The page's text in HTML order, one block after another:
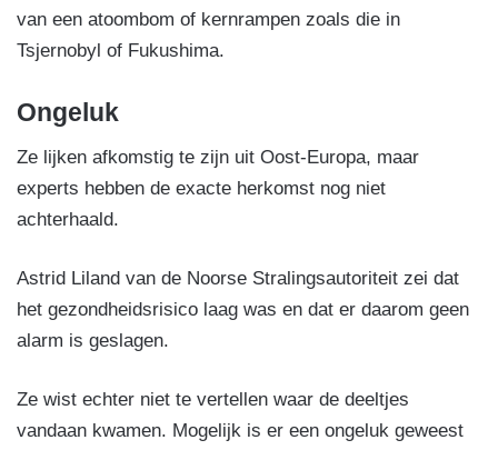
van een atoombom of kernrampen zoals die in
Tsjernobyl of Fukushima.
Ongeluk
Ze lijken afkomstig te zijn uit Oost-Europa, maar
experts hebben de exacte herkomst nog niet
achterhaald.
Astrid Liland van de Noorse Stralingsautoriteit zei dat
het gezondheidsrisico laag was en dat er daarom geen
alarm is geslagen.
Ze wist echter niet te vertellen waar de deeltjes
vandaan kwamen. Mogelijk is er een ongeluk geweest